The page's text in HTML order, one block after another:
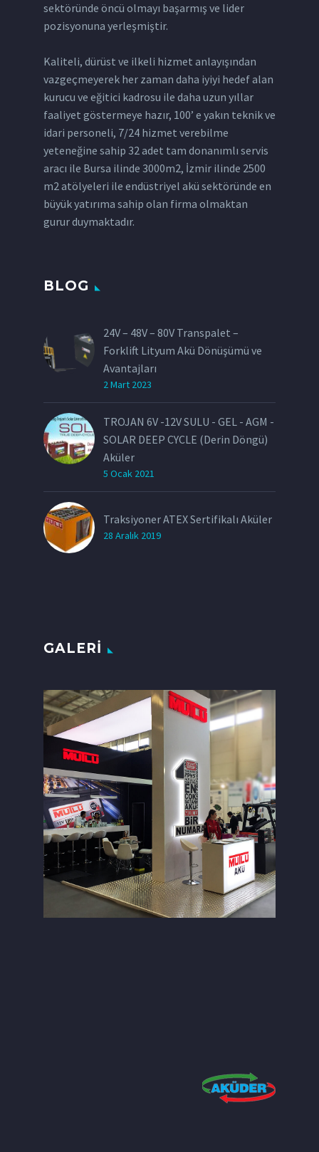
sektöründe öncü olmayı başarmış ve lider
pozisyonuna yerleşmiştir.
Kaliteli, dürüst ve ilkeli hizmet anlayışından
vazgeçmeyerek her zaman daha iyiyi hedef alan
kurucu ve eğitici kadrosu ile daha uzun yıllar
faaliyet göstermeye hazır, 100’ e yakın teknik ve
idari personeli, 7/24 hizmet verebilme
yeteneğine sahip 32 adet tam donanımlı servis
aracı ile Bursa ilinde 3000m2, İzmir ilinde 2500
m2 atölyeleri ile endüstriyel akü sektöründe en
büyük yatırıma sahip olan firma olmaktan
gurur duymaktadır.
BLOG
24V – 48V – 80V Transpalet –
Forklift Lityum Akü Dönüşümü ve
Avantajları
2 Mart 2023
TROJAN 6V -12V SULU - GEL - AGM -
SOLAR DEEP CYCLE (Derin Döngü)
Aküler
5 Ocak 2021
Traksiyoner ATEX Sertifikalı Aküler
28 Aralık 2019
GALERI